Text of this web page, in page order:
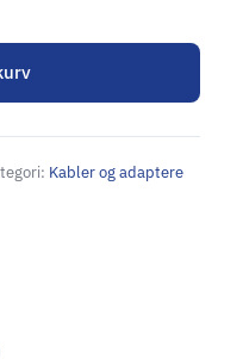
Kabler og adaptere